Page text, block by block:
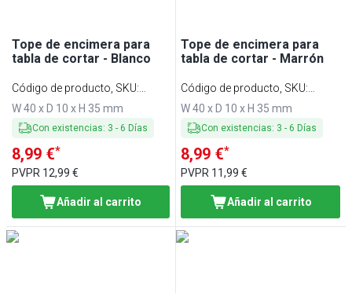
Tope de encimera para
tabla de cortar - Blanco
Código de producto, SKU:
SBSL40-WE
W 40 x D 10 x H 35 mm
Con existencias: 3 - 6 Días
8,99 €*
PVPR 12,99 €
Añadir al carrito
Tope de encimera para
tabla de cortar - Marrón
Código de producto, SKU:
SBSL40-BR
W 40 x D 10 x H 35 mm
Con existencias: 3 - 6 Días
8,99 €*
PVPR 11,99 €
Añadir al carrito